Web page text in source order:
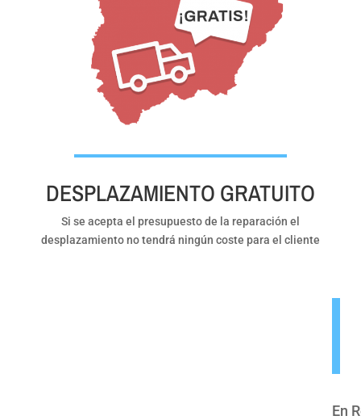
DESPLAZAMIENTO GRATUITO
Si se acepta el presupuesto de la reparación el
desplazamiento no tendrá ningún coste para el cliente
En